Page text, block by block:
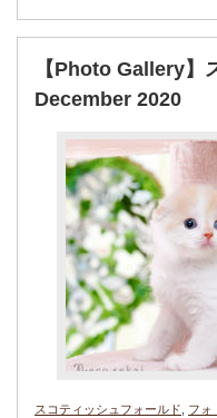
【Photo Gallery】
December 2020
スコティッシュフォールド
フォ